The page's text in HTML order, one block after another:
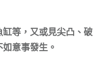
等，又或見尖凸、破
意事發生。